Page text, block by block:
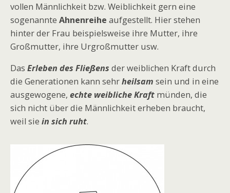
vollen Männlichkeit bzw. Weiblichkeit gern eine
sogenannte Ahnenreihe aufgestellt. Hier stehen
hinter der Frau beispielsweise ihre Mutter, ihre
Großmutter, ihre Urgroßmutter usw.
Das Erleben des Fließens der weiblichen Kraft durch
die Generationen kann sehrheilsam sein und in eine
ausgewogene, echte weibliche Kraft münden, die
sich nicht über die Männlichkeit erheben braucht,
weil sie in sich ruht.